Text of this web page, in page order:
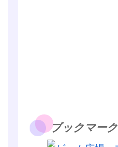
ブックマーク